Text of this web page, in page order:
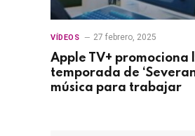
VÍDEOS 27 febrero, 2025
Apple TV+ promociona
temporada de
música para trabajar